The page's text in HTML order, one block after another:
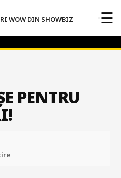
WOW DIN SHOWBIZ ☰
PENTRU